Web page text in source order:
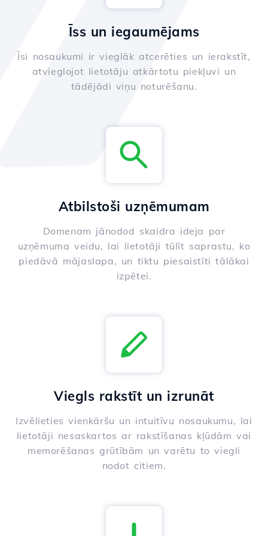
Īss un iegaumējams
Īsi nosaukumi ir vieglāk atcerēties un ierakstīt,
atvieglojot lietotāju atkārtotu piekļuvi un
tādējādi viņu noturēšanu.
Atbilstoši uzņēmumam
Domenam jānodod skaidra ideja par
uzņēmuma veidu, lai lietotāji tūlīt saprastu, ko
piedāvā mājaslapa, un tiktu piesaistīti tālākai
izpētei.
Viegls rakstīt un izrunāt
Izvēlieties vienkāršu un intuitīvu nosaukumu, lai
lietotāji nesaskartos ar rakstīšanas kļūdām vai
memorēšanas grūtībām un varētu to viegli
nodot citiem.